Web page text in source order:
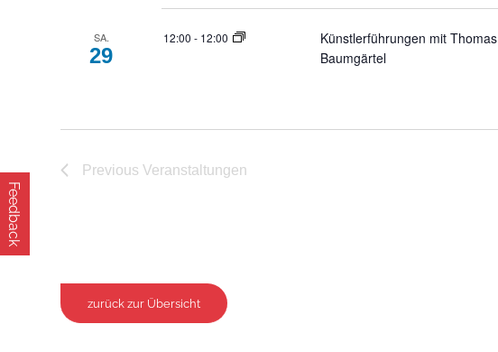
Feedback
SA.
29
12:00 - 12:00
Künstlerführungen mit Thomas
Baumgärtel
Previous Veranstaltungen
zurück zur Übersicht